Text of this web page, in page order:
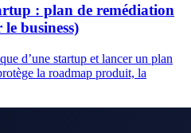
: plan de remédiation
business)
d’une startup et lancer un plan
la roadmap produit, la